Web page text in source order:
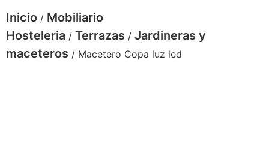
Inicio / Mobiliario
Hosteleria / Terrazas / Jardineras y
maceteros / Macetero Copa luz led